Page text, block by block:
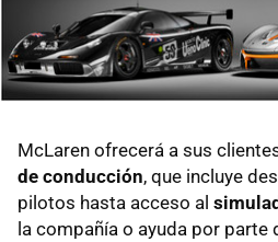
McLaren ofrecerá a sus
de conducción, que incluye
pilotos hasta acceso al
la compañía o ayuda por